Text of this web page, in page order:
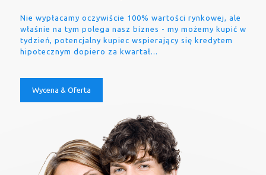
Nie wypłacamy oczywiście 100% wartości rynkowej, ale
właśnie na tym polega nasz biznes - my możemy kupić w
tydzień, potencjalny kupiec wspierający się kredytem
hipotecznym dopiero za kwartał...
Wycena & Oferta